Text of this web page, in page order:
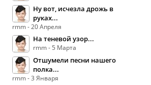
Ну вот, исчезла дрожь в
руках...
rmm - 20 Апреля
На теневой узор...
rmm - 5 Марта
Отшумели песни нашего
полка...
rmm - 3 Января